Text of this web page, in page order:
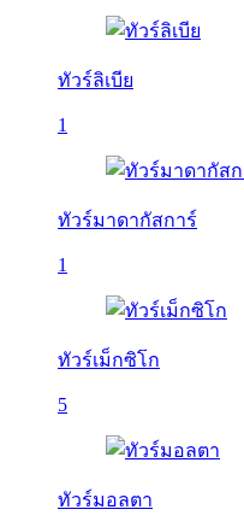
ทัวร์ลิเบีย
1
ทัวร์มาดากัสการ์
1
ทัวร์เม็กซิโก
5
ทัวร์มอลตา